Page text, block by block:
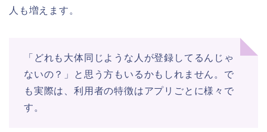
人も増えます。
「どれも大体同じような人が登録してるんじゃ
ないの？」と思う方もいるかもしれません。で
も実際は、利用者の特徴はアプリごとに様々で
す。